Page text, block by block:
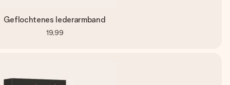
Geflochtenes lederarmband
19,99